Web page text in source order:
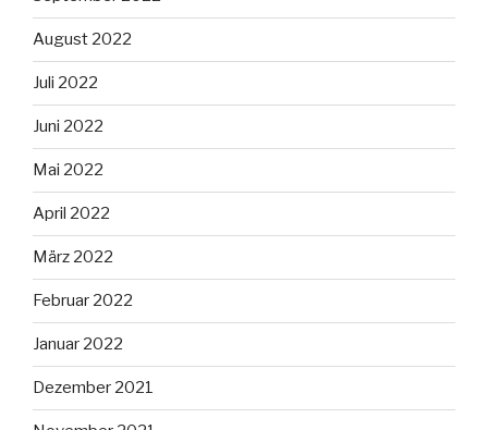
August 2022
Juli 2022
Juni 2022
Mai 2022
April 2022
März 2022
Februar 2022
Januar 2022
Dezember 2021